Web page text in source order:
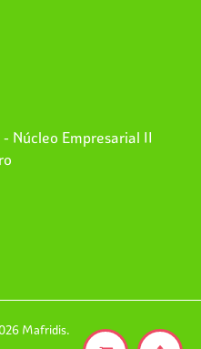
- Núcleo Empresarial II
Mafridis.